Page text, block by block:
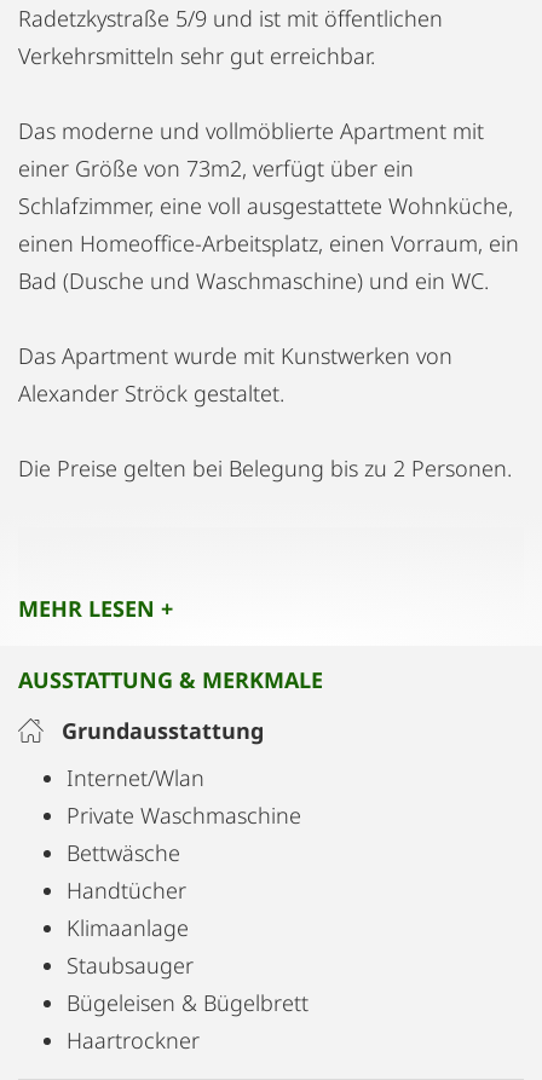
Radetzkystraße 5/9 und ist mit öffentlichen
Verkehrsmitteln sehr gut erreichbar.
Das moderne und vollmöblierte Apartment mit
einer Größe von 73m2, verfügt über ein
Schlafzimmer, eine voll ausgestattete Wohnküche,
einen Homeoffice-Arbeitsplatz, einen Vorraum, ein
Bad (Dusche und Waschmaschine) und ein WC.
Das Apartment wurde mit Kunstwerken von
Alexander Ströck gestaltet.
Die Preise gelten bei Belegung bis zu 2 Personen.
MEHR LESEN +
AUSSTATTUNG & MERKMALE
Grundausstattung
Internet/Wlan
Private Waschmaschine
Bettwäsche
Handtücher
Klimaanlage
Staubsauger
Bügeleisen & Bügelbrett
Haartrockner